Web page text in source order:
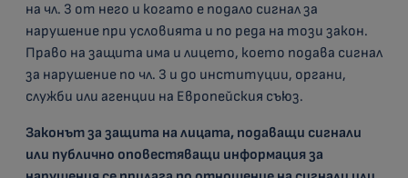
на чл. 3 от него и когато е подало сигнал за
нарушение при условията и по реда на този закон.
Право на защита има и лицето, което подава сигнал
за нарушение по чл. 3 и до институции, органи,
служби или агенции на Европейския съюз.
Законът за защита на лицата, подаващи сигнали
или публично оповестяващи информация за